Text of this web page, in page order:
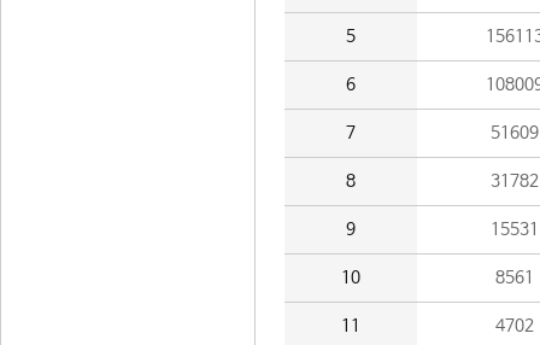
5
6
7 51609
8 31782
9 15531
10 8561
11 4702